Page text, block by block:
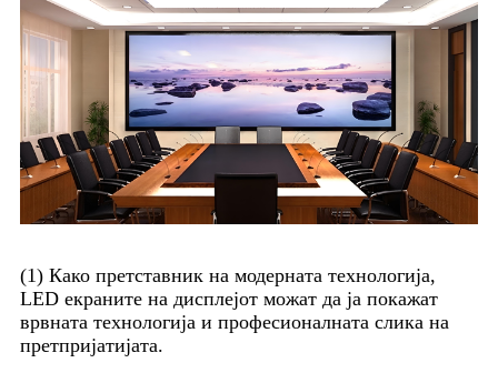
(1) Како претставник на модерната технологија,
LED екраните на дисплејот можат да ја покажат
врвната технологија и професионалната слика на
претпријатијата.